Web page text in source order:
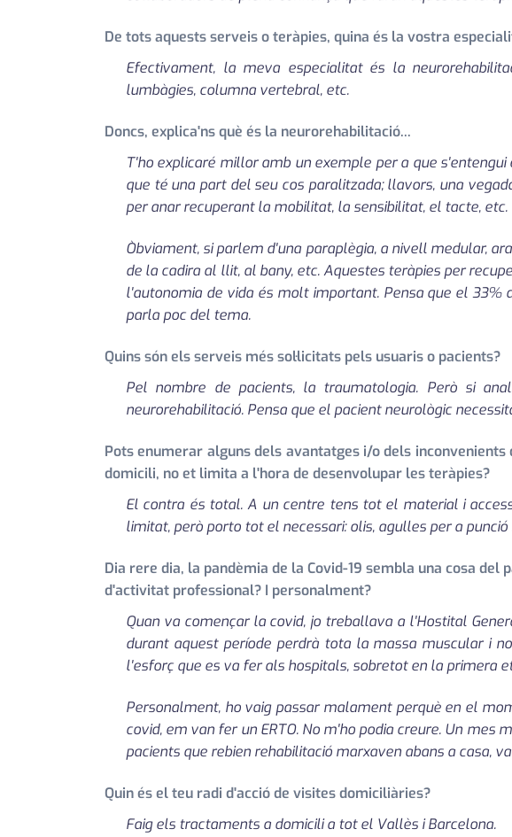
De tots aquests serveis o teràpies, quina és la vostra
Efectivament, la meva especialitat és la
lumbàgies, columna vertebral, etc.
Doncs, explica'ns què és la neurorehabilitació...
T'ho explicaré millor amb un exemple per a que
que té una part del seu cos paralitzada; llavors, una
per anar recuperant la mobilitat, la sensibilitat, el tacte, etc.
Òbviament, si parlem d'una paraplègia, a nivell medular,
de la cadira al llit, al bany, etc. Aquestes teràpies per
l'autonomia de vida és molt important. Pensa que el
parla poc del tema.
Quins són els serveis més sol·licitats pels usuaris o pacients?
Pel nombre de pacients, la traumatologia. Però si
neurorehabilitació. Pensa que el pacient neurològic
Pots enumerar alguns dels avantatges i/o dels
domicili, no et limita a l'hora de desenvolupar les teràpies?
El contra és total. A un centre tens tot el material i
limitat, però porto tot el necessari: olis, agulles per a
Dia rere dia, la pandèmia de la Covid-19 sembla una cosa
d'activitat professional? I personalment?
Quan va començar la covid, jo treballava a l'Hostital
durant aquest període perdrà tota la massa muscular i
l'esforç que es va fer als hospitals, sobretot en la primera
Personalment, ho vaig passar malament perquè en el
covid, em van fer un ERTO. No m'ho podia creure. Un
pacients que rebien rehabilitació marxaven abans a casa,
Quin és el teu radi d'acció de visites domiciliàries?
Faig els tractaments a domicili a tot el Vallès i Barcelona.